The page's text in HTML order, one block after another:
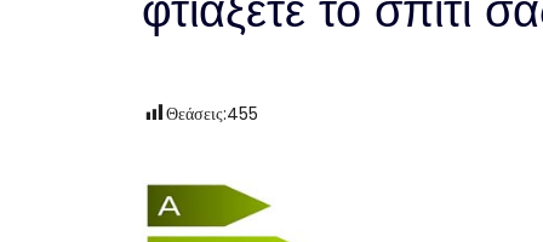
φτιάξετε το σπίτι
Θεάσεις:455